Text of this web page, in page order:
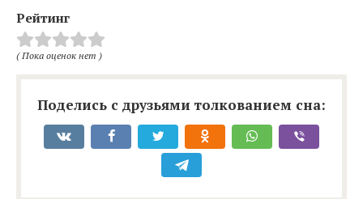
Рейтинг
( Пока оценок нет )
Поделись с друзьями толкованием сна: